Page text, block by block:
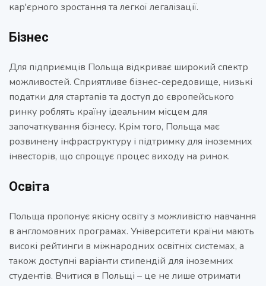
кар'єрного зростання та легкої легалізації.
Бізнес
Для підприємців Польща відкриває широкий спектр
можливостей. Сприятливе бізнес-середовище, низькі
податки для стартапів та доступ до європейського
ринку роблять країну ідеальним місцем для
започаткування бізнесу. Крім того, Польща має
розвинену інфраструктуру і підтримку для іноземних
інвесторів, що спрощує процес виходу на ринок.
Освіта
Польща пропонує якісну освіту з можливістю навчання
в англомовних програмах. Університети країни мають
високі рейтинги в міжнародних освітніх системах, а
також доступні варіанти стипендій для іноземних
студентів. Вчитися в Польщі – це не лише отримати